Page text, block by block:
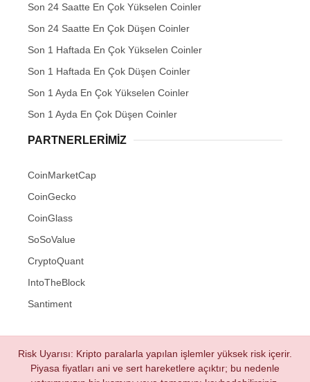
Son 24 Saatte En Çok Yükselen Coinler
Son 24 Saatte En Çok Düşen Coinler
Son 1 Haftada En Çok Yükselen Coinler
Son 1 Haftada En Çok Düşen Coinler
Son 1 Ayda En Çok Yükselen Coinler
Son 1 Ayda En Çok Düşen Coinler
PARTNERLERIMIZ
CoinMarketCap
CoinGecko
CoinGlass
SoSoValue
CryptoQuant
IntoTheBlock
Santiment
Risk Uyarısı: Kripto paralarla yapılan işlemler yüksek risk içerir.
Piyasa fiyatları ani ve sert hareketlere açıktır; bu nedenle